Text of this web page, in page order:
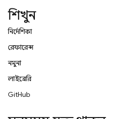
শিখুন
নির্দেশিকা
রেফারেন্স
নমুনা
লাইব্রেরি
GitHub